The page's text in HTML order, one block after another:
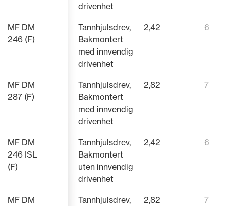
drivenhet
Tannhjulsdrev,
Bakmontert
med innvendig
drivenhet
2,42 6
Tannhjulsdrev,
Bakmontert
med innvendig
drivenhet
2,82 7
Tannhjulsdrev,
Bakmontert
uten innvendig
drivenhet
2,42 6
Tannhjulsdrev,
2,82 7
MF DM
246 (F)
MF DM
287 (F)
MF DM
246 ISL
(F)
MF DM